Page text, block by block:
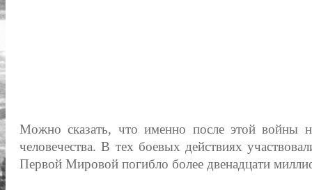
Можно сказать, что именно после этой войны
человечества. В тех боевых действиях
Первой Мировой погибло более двенадцати